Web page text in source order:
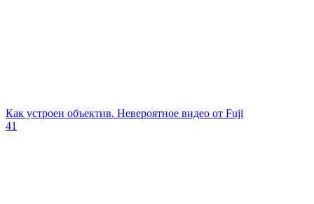
Как устроен объектив. Невероятное видео от Fuji
41